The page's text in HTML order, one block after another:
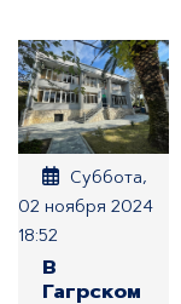
Суббота,
02 ноября 2024
18:52
В
Гагрском